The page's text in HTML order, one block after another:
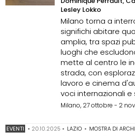
Lesley Lokko
Milano torna a
significhi abitare
amplia, tra spazi
luoghi che
mette al centro le
strada, con
lavoro e cinema
voci internazionali
Milano, 27 ottobre - 2
EVENTI • 20.10.2025 • LAZIO • MOSTRA DI